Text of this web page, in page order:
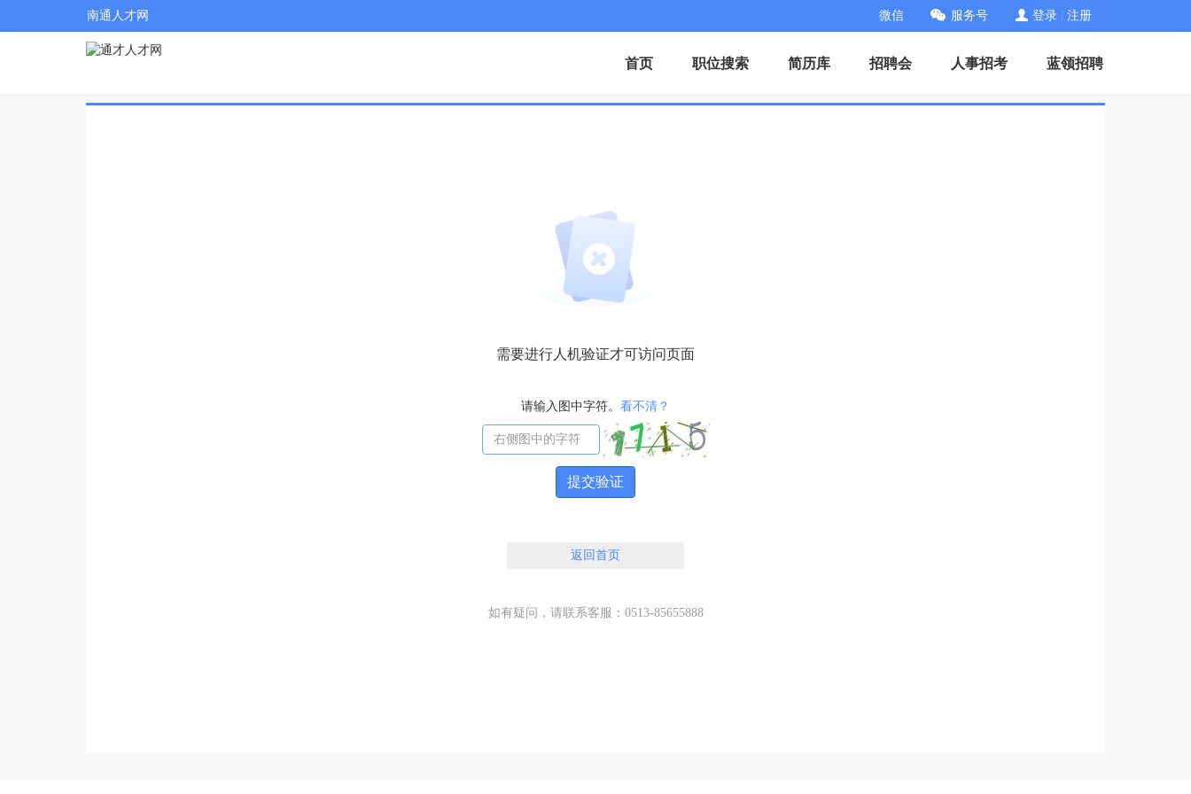
南通人才网 微信 服务号 登录 注册
首页 职位搜索 简历库 招聘会 人事招考 蓝领招聘
需要进行人机验证才可访问页面
请输入图中字符。 看不清？
提交验证
返回首页
如有疑问，请联系客服：0513-85655888